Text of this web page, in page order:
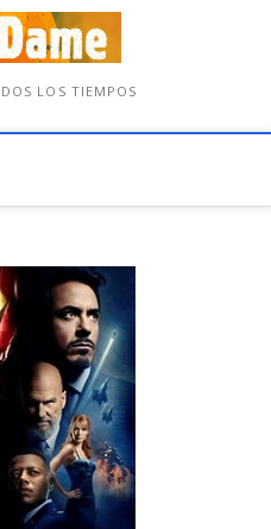
LOS TIEMPOS